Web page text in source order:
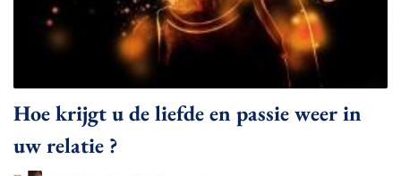
Hoe krijgt u de liefde en passie weer in
uw relatie ?